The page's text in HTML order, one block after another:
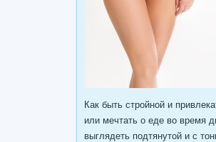
Как быть стройной и
или мечтать о еде во время
выглядеть подтянутой и с